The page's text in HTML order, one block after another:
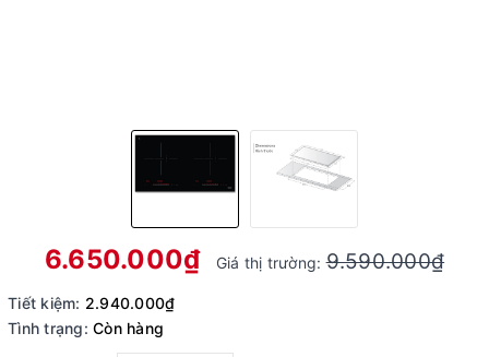
6.650.000₫ Giá thị trường:9.590.000₫
Tiết kiệm: 2.940.000₫
Tình trạng: Còn hàng